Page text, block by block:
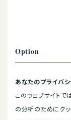
Option
あなたのプライバシ
このウェブサイト
の分析のためにク